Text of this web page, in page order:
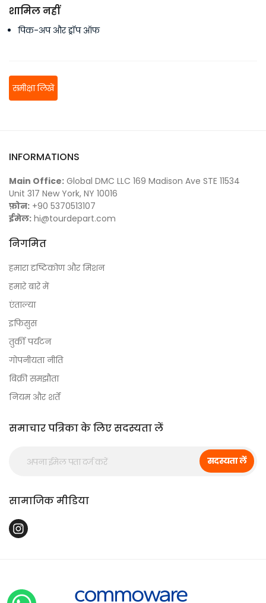
शामिल नहीं
पिक-अप और ड्रॉप ऑफ
समीक्षा लिखें
INFORMATIONS
Main Office: Global DMC LLC 169 Madison Ave STE 11534
Unit 317 New York, NY 10016
फ़ोन: +90 5370513107
ईमेल: hi@tourdepart.com
निगमित
हमारा दृष्टिकोण और मिशन
हमारे बारे में
एंताल्या
इफिसुस
तुर्की पर्यटन
गोपनीयता नीति
बिक्री समझौता
नियम और शर्तें
समाचार पत्रिका के लिए सदस्यता लें
सदस्यता लें
सामाजिक मीडिया